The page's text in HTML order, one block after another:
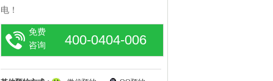
电！
免费
咨询
400-0404-006